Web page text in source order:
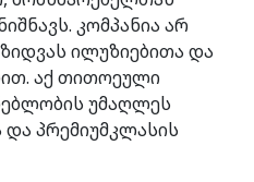
კომპანია არ
ილუზიებითა და
აქ თითოეული
უმაღლეს
პრემიუმკლასის